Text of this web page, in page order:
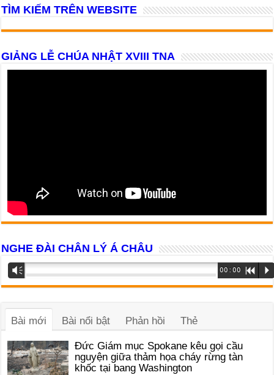
TÌM KIẾM TRÊN WEBSITE
GIẢNG LỄ CHÚA NHẬT XVIII TNA
NGHE ĐÀI CHÂN LÝ Á CHÂU
Trình
phát
Vm 00:00 R P
Bài mới Bài nổi bật Phản hồi Thẻ
Đức Giám mục Spokane kêu gọi cầu
nguyện giữa thảm họa cháy rừng tàn
khốc tại bang Washington